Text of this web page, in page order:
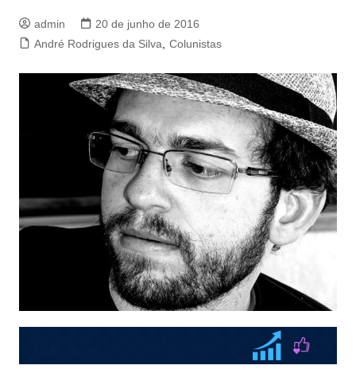
admin
20 de junho de 2016
André Rodrigues da Silva
Colunistas